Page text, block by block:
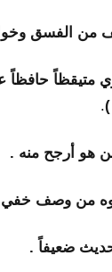
متيقظاً
.
ضعيفاً .